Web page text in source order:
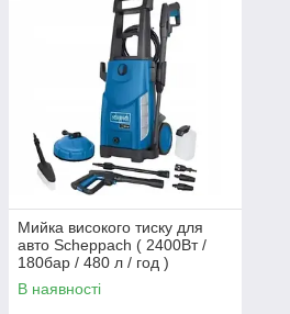
Мийка високого тиску для
авто Scheppach ( 2400Вт /
180бар / 480 л / год )
В наявності